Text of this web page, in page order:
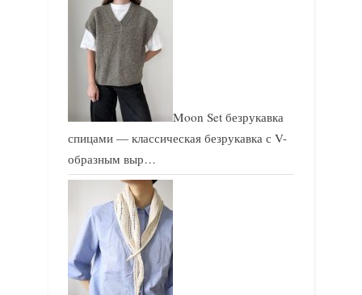
Moon Set безрукавка
спицами — классическая безрукавка с V-
образным выр…